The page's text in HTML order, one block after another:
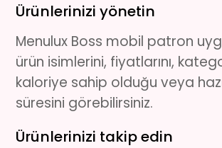
Ürünlerinizi yönetin
Menulux Boss mobil patron
ürün isimlerini, fiyatlarını,
kaloriye sahip olduğu veya
süresini görebilirsiniz.
Ürünlerinizi takip edin